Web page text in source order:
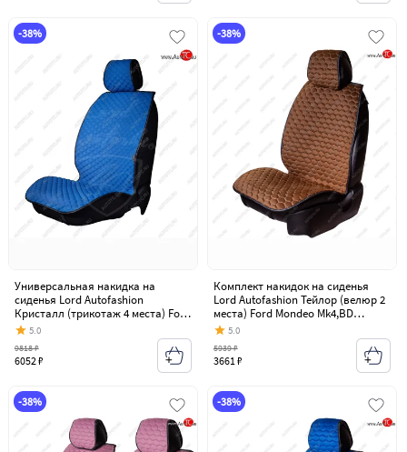
-38%
Универсальная накидка на
сиденья Lord Autofashion
Кристалл (трикотаж 4 места) Ford
Mondeo Mk4,BD дорестайлинг,
5.0
6052 ₽
9818 ₽
-38%
Комплект накидок на сиденья
Lord Autofashion Тейлор (велюр 2
места) Ford Mondeo Mk4,BD
дорестайлинг, седан (2007-2010)
5.0
3661 ₽
5939 ₽
-38% -38%